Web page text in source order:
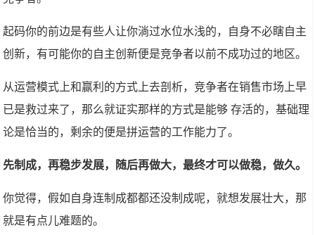
起码你的前边是有些人让你淌过水位水浅的，自身不必瞎自主
创新，有可能你的自主创新便是竞争者以前不成功过的地区。
从运营模式上和赢利的方式上去剖析，竞争者在销售市场上早
已是救过来了，那么就证实那样的方式是能够 存活的，基础理
论是恰当的，剩余的便是拼运营的工作能力了。
先制成，再稳步发展，随后再做大，最终才可以做稳，做久。
你觉得，假如自身连制成都都还没制成呢，就想发展壮大，那
就是有点儿难题的。